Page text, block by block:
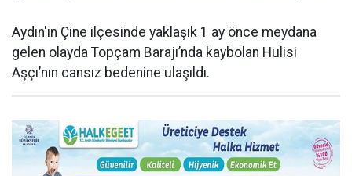
Aydın'ın Çine ilçesinde yaklaşık 1 ay önce meydana
gelen olayda Topçam Barajı’nda kaybolan Hulisi
Aşçı’nın cansız bedenine ulaşıldı.